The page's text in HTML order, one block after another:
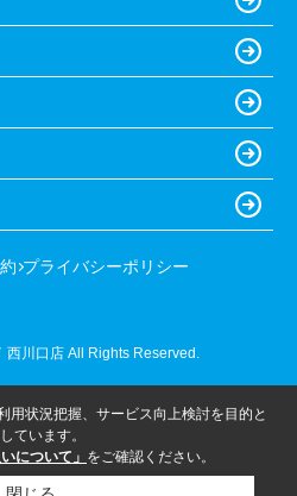
プライバシーポリシー
西川口店 All Rights Reserved.
用状況把握、サービス向上検討を目的と
ています。
について」 をご確認ください。